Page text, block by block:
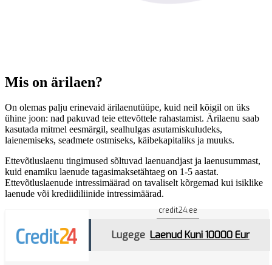
Mis on ärilaen?
On olemas palju erinevaid ärilaenutüüpe, kuid neil kõigil on üks
ühine joon: nad pakuvad teie ettevõttele rahastamist. Ärilaenu saab
kasutada mitmel eesmärgil, sealhulgas asutamiskuludeks,
laienemiseks, seadmete ostmiseks, käibekapitaliks ja muuks.
Ettevõtluslaenu tingimused sõltuvad laenuandjast ja laenusummast,
kuid enamiku laenude tagasimaksetähtaeg on 1-5 aastat.
Ettevõtluslaenude intressimäärad on tavaliselt kõrgemad kui isiklike
laenude või krediidiliinide intressimäärad.
credit24.ee
Lugege Laenud Kuni 10000 Eur